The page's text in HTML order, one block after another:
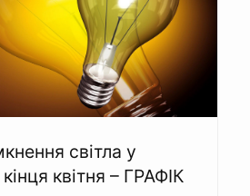
світла у
квітня – ГРАФІК